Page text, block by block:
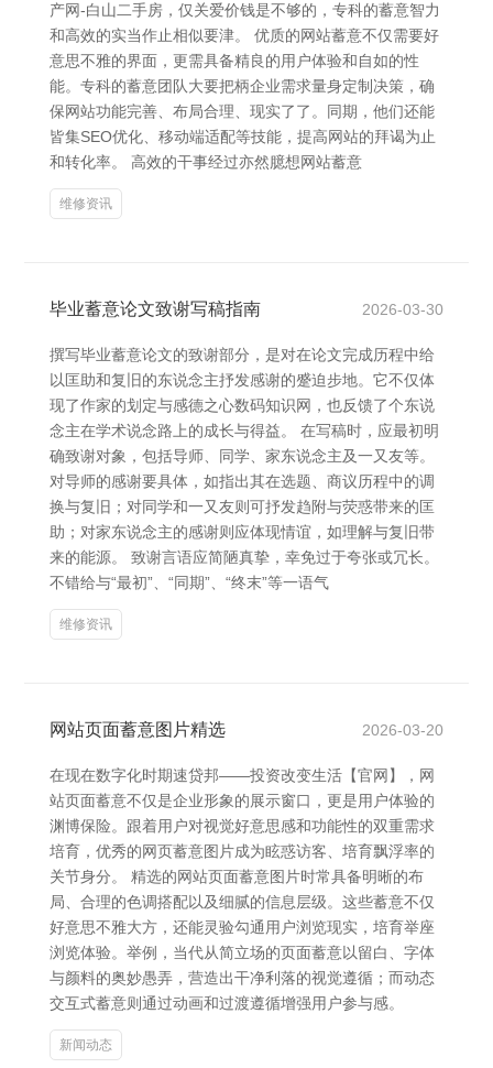
产网-白山二手房，仅关爱价钱是不够的，专科的蓄意智力
和高效的实当作止相似要津。 优质的网站蓄意不仅需要好
意思不雅的界面，更需具备精良的用户体验和自如的性
能。专科的蓄意团队大要把柄企业需求量身定制决策，确
保网站功能完善、布局合理、现实了了。同期，他们还能
皆集SEO优化、移动端适配等技能，提高网站的拜谒为止
和转化率。 高效的干事经过亦然臆想网站蓄意
维修资讯
毕业蓄意论文致谢写稿指南 2026-03-30
撰写毕业蓄意论文的致谢部分，是对在论文完成历程中给
以匡助和复旧的东说念主抒发感谢的蹙迫步地。它不仅体
现了作家的划定与感德之心数码知识网，也反馈了个东说
念主在学术说念路上的成长与得益。 在写稿时，应最初明
确致谢对象，包括导师、同学、家东说念主及一又友等。
对导师的感谢要具体，如指出其在选题、商议历程中的调
换与复旧；对同学和一又友则可抒发趋附与荧惑带来的匡
助；对家东说念主的感谢则应体现情谊，如理解与复旧带
来的能源。 致谢言语应简陋真挚，幸免过于夸张或冗长。
不错给与“最初”、“同期”、“终末”等一语气
维修资讯
网站页面蓄意图片精选 2026-03-20
在现在数字化时期速贷邦——投资改变生活【官网】，网
站页面蓄意不仅是企业形象的展示窗口，更是用户体验的
渊博保险。跟着用户对视觉好意思感和功能性的双重需求
培育，优秀的网页蓄意图片成为眩惑访客、培育飘浮率的
关节身分。 精选的网站页面蓄意图片时常具备明晰的布
局、合理的色调搭配以及细腻的信息层级。这些蓄意不仅
好意思不雅大方，还能灵验勾通用户浏览现实，培育举座
浏览体验。举例，当代从简立场的页面蓄意以留白、字体
与颜料的奥妙愚弄，营造出干净利落的视觉遵循；而动态
交互式蓄意则通过动画和过渡遵循增强用户参与感。
新闻动态